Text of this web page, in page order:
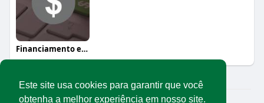
Este site usa cookies para garantir que você
obtenha a melhor experiência em nosso site.
Financiamento e crédito